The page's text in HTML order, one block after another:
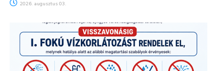
2026. augusztus 03.